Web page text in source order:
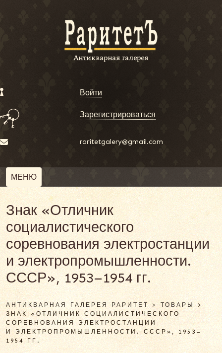
Войти
Зарегистрироваться
raritetgalery@gmail.com
МЕНЮ
Знак «Отличник
социалистического
соревнования электростанции
и электропромышленности.
СССР», 1953–1954 гг.
АНТИКВАРНАЯ ГАЛЕРЕЯ РАРИТЕТ >ТОВАРЫ >
ЗНАК «ОТЛИЧНИК СОЦИАЛИСТИЧЕСКОГО
СОРЕВНОВАНИЯ ЭЛЕКТРОСТАНЦИИ
И ЭЛЕКТРОПРОМЫШЛЕННОСТИ. СССР», 1953–
1954 ГГ.